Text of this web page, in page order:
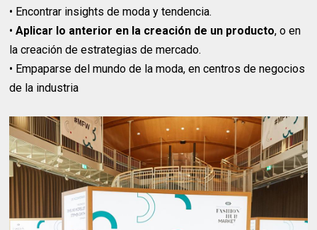
• Encontrar insights de moda y tendencia.
•Aplicar lo anterior en la creación de un producto, o en
la creación de estrategias de mercado.
• Empaparse del mundo de la moda, en centros de negocios
de la industria